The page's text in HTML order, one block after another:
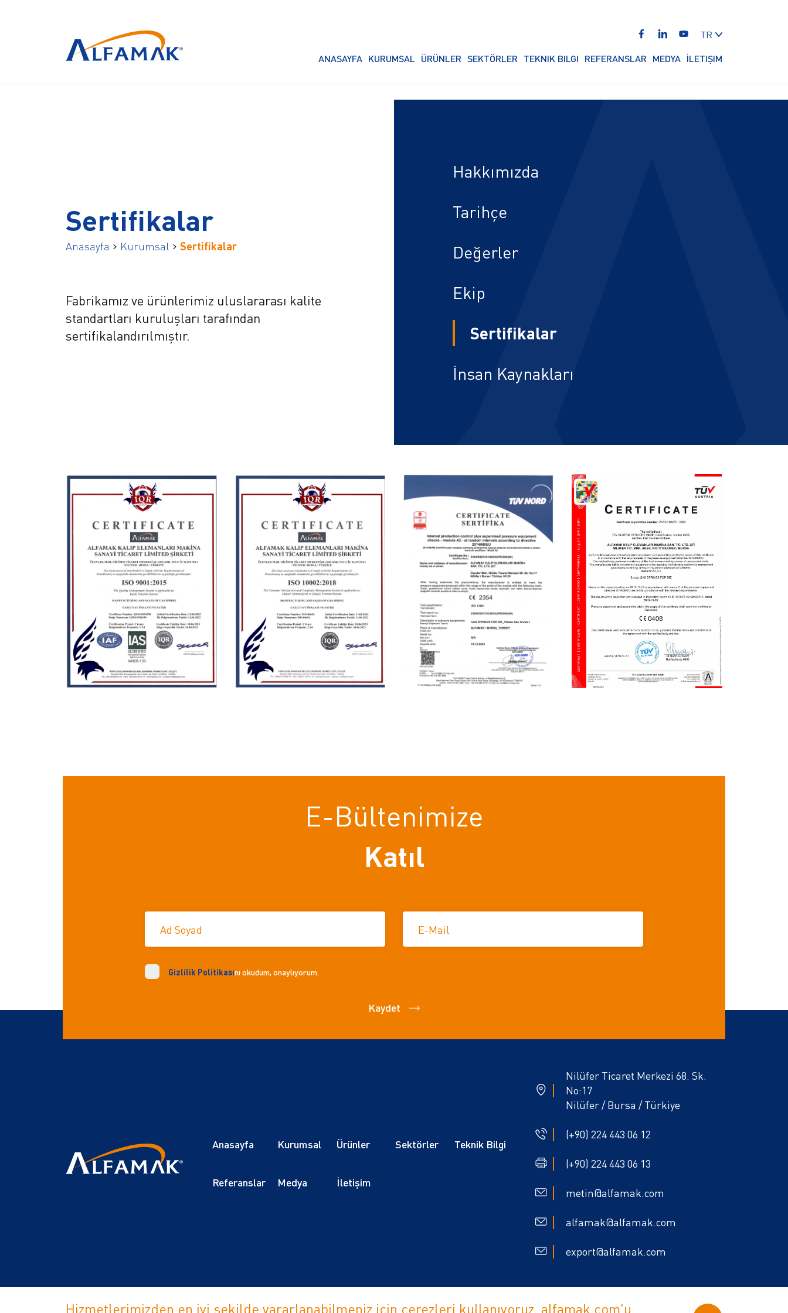
TR
ANASAYFA KURUMSAL ÜRÜNLER SEKTÖRLER TEKNIK BILGI REFERANSLAR MEDYA İLETIŞIM
Sertifikalar
Anasayfa Kurumsal Sertifikalar
Fabrikamız ve ürünlerimiz uluslararası kalite
standartları kuruluşları tarafından
sertifikalandırılmıştır.
Hakkımızda
Tarihçe
Değerler
Ekip
Sertifikalar
İnsan Kaynakları
E-Bültenimize
Katıl
Ad Soyad E-Mail
Gizlilik Politikasını okudum, onaylıyorum.
Kaydet
Anasayfa Kurumsal Ürünler Sektörler Teknik Bilgi
Referanslar Medya İletişim
Nilüfer Ticaret Merkezi 68. Sk.
No:17
Nilüfer / Bursa / Türkiye
(+90) 224 443 06 12
(+90) 224 443 06 13
metin@alfamak.com
alfamak@alfamak.com
export@alfamak.com
Hizmetlerimizden en iyi şekilde yararlanabilmeniz için çerezleri kullanıyoruz. alfamak.com'u